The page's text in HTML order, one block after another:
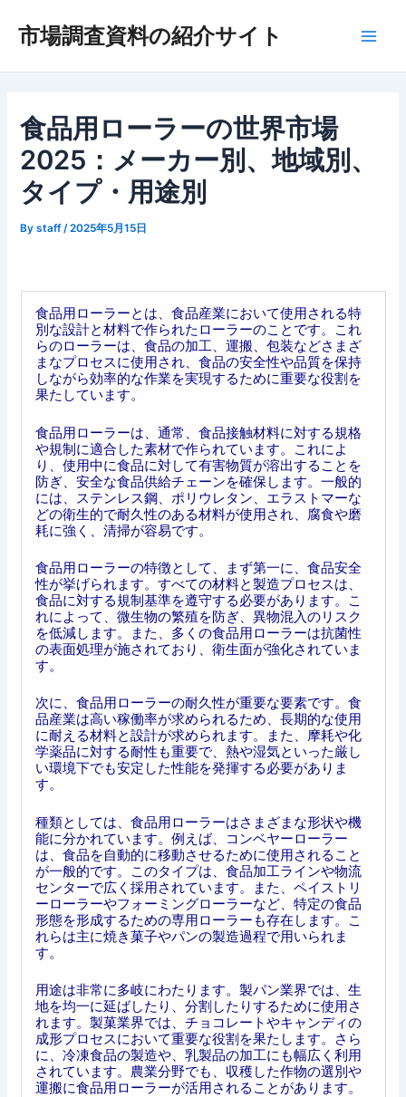
市場調査資料の紹介サイト
食品用ローラーの世界市場
2025：メーカー別、地域別、
タイプ・用途別
Bystaff /2025年5月15日
食品用ローラーとは、食品産業において使用される特
別な設計と材料で作られたローラーのことです。これ
らのローラーは、食品の加工、運搬、包装などさまざ
まなプロセスに使用され、食品の安全性や品質を保持
しながら効率的な作業を実現するために重要な役割を
果たしています。
食品用ローラーは、通常、食品接触材料に対する規格
や規制に適合した素材で作られています。これによ
り、使用中に食品に対して有害物質が溶出することを
防ぎ、安全な食品供給チェーンを確保します。一般的
には、ステンレス鋼、ポリウレタン、エラストマーな
どの衛生的で耐久性のある材料が使用され、腐食や磨
耗に強く、清掃が容易です。
食品用ローラーの特徴として、まず第一に、食品安全
性が挙げられます。すべての材料と製造プロセスは、
食品に対する規制基準を遵守する必要があります。こ
れによって、微生物の繁殖を防ぎ、異物混入のリスク
を低減します。また、多くの食品用ローラーは抗菌性
の表面処理が施されており、衛生面が強化されていま
す。
次に、食品用ローラーの耐久性が重要な要素です。食
品産業は高い稼働率が求められるため、長期的な使用
に耐える材料と設計が求められます。また、摩耗や化
学薬品に対する耐性も重要で、熱や湿気といった厳し
い環境下でも安定した性能を発揮する必要がありま
す。
種類としては、食品用ローラーはさまざまな形状や機
能に分かれています。例えば、コンベヤーローラー
は、食品を自動的に移動させるために使用されること
が一般的です。このタイプは、食品加工ラインや物流
センターで広く採用されています。また、ペイストリ
ーローラーやフォーミングローラーなど、特定の食品
形態を形成するための専用ローラーも存在します。こ
れらは主に焼き菓子やパンの製造過程で用いられま
す。
用途は非常に多岐にわたります。製パン業界では、生
地を均一に延ばしたり、分割したりするために使用さ
れます。製菓業界では、チョコレートやキャンディの
成形プロセスにおいて重要な役割を果たします。さら
に、冷凍食品の製造や、乳製品の加工にも幅広く利用
されています。農業分野でも、収穫した作物の選別や
運搬に食品用ローラーが活用されることがあります。